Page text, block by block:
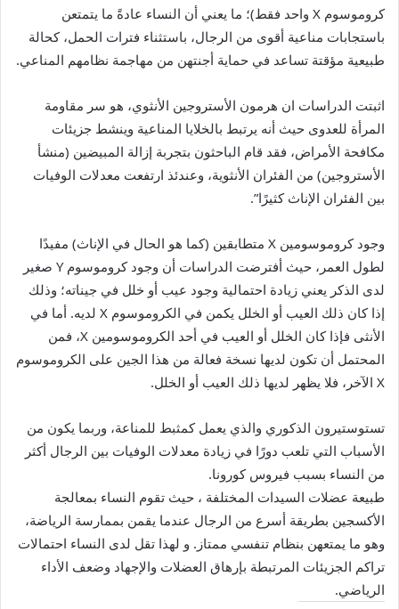
كروموسوم X واحد فقط)؛ ما يعني أن النساء عادةً ما يتمتعن
باستجابات مناعية أقوى من الرجال، باستثناء فترات الحمل، كحالة
طبيعية مؤقتة تساعد في حماية أجنتهن من مهاجمة نظامهم المناعي.
اثبتت الدراسات ان هرمون الأستروجين الأنثوي، هو سر مقاومة
المرأة للعدوى حيث أنه يرتبط بالخلايا المناعية وينشط جزيئات
مكافحة الأمراض، فقد قام الباحثون بتجربة إزالة المبيضين (منشأ
الأستروجين) من الفئران الأنثوية، وعندئذ ارتفعت معدلات الوفيات
بين الفئران الإناث كثيرًا”.
وجود كروموسومين X متطابقين (كما هو الحال في الإناث) مفيدًا
لطول العمر، حيث أفترضت الدراسات أن وجود كروموسوم Y صغير
لدى الذكر يعني زيادة احتمالية وجود عيب أو خلل في جيناته؛ وذلك
إذا كان ذلك العيب أو الخلل يكمن في الكروموسوم X لديه. أما في
الأنثى فإذا كان الخلل أو العيب في أحد الكروموسومين X، فمن
المحتمل أن تكون لديها نسخة فعالة من هذا الجين على الكروموسوم
X الآخر، فلا يظهر لديها ذلك العيب أو الخلل.
تستوستيرون الذكوري والذي يعمل كمثبط للمناعة، وربما يكون من
الأسباب التي تلعب دورًا في زيادة معدلات الوفيات بين الرجال أكثر
من النساء بسبب فيروس كورونا.
طبيعة عضلات السيدات المختلفة ، حيث تقوم النساء بمعالجة
الأكسجين بطريقة أسرع من الرجال عندما يقمن بممارسة الرياضة،
وهو ما يمتعهن بنظام تنفسي ممتاز. و لهذا تقل لدى النساء احتمالات
تراكم الجزيئات المرتبطة بإرهاق العضلات والإجهاد وضعف الأداء
الرياضي.